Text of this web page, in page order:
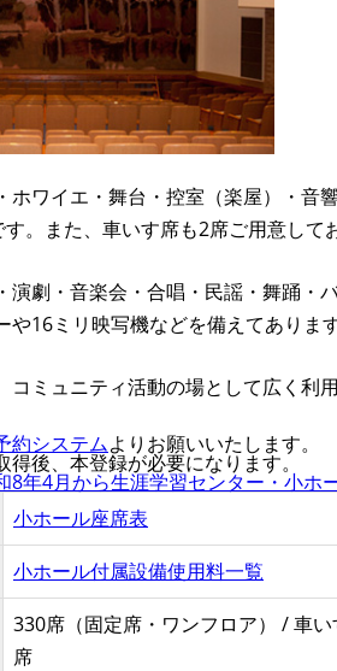
ホワイエ・舞台・控室（楽屋）・音
。また、車いす席も2席ご用意して
劇・音楽会・合唱・民謡・舞踊・
や16ミリ映写機などを備えてあります
コミュニティ活動の場として広く利
約システムよりお願いいたします。
得後、本登録が必要になります。
8年4月から生涯学習センター・小ホ
小ホール座席表
小ホール付属設備使用料一覧
330席（固定席・ワンフロア） / 車
席